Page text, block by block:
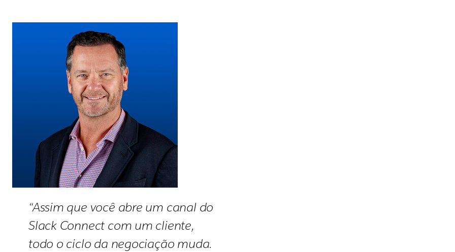
“Assim que você abre um canal do
Slack Connect com um cliente,
todo o ciclo da negociação muda.